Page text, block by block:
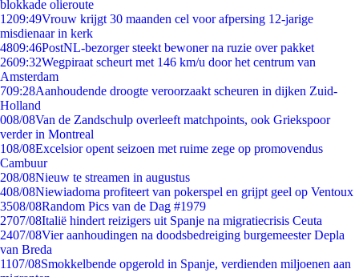
blokkade olieroute
1209:49Vrouw krijgt 30 maanden cel voor afpersing 12-jarige
misdienaar in kerk
4809:46PostNL-bezorger steekt bewoner na ruzie over pakket
2609:32Wegpiraat scheurt met 146 km/u door het centrum van
Amsterdam
709:28Aanhoudende droogte veroorzaakt scheuren in dijken Zuid-
Holland
008/08Van de Zandschulp overleeft matchpoints, ook Griekspoor
verder in Montreal
108/08Excelsior opent seizoen met ruime zege op promovendus
Cambuur
208/08Nieuw te streamen in augustus
408/08Niewiadoma profiteert van pokerspel en grijpt geel op Ventoux
3508/08Random Pics van de Dag #1979
2707/08Italië hindert reizigers uit Spanje na migratiecrisis Ceuta
2407/08Vier aanhoudingen na doodsbedreiging burgemeester Depla
van Breda
1107/08Smokkelbende opgerold in Spanje, verdienden miljoenen aan